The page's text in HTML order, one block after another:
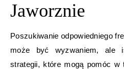
Jaworznie
Poszukiwanie odpowiedniego
może być wyzwaniem, ale
strategii, które mogą pomóc